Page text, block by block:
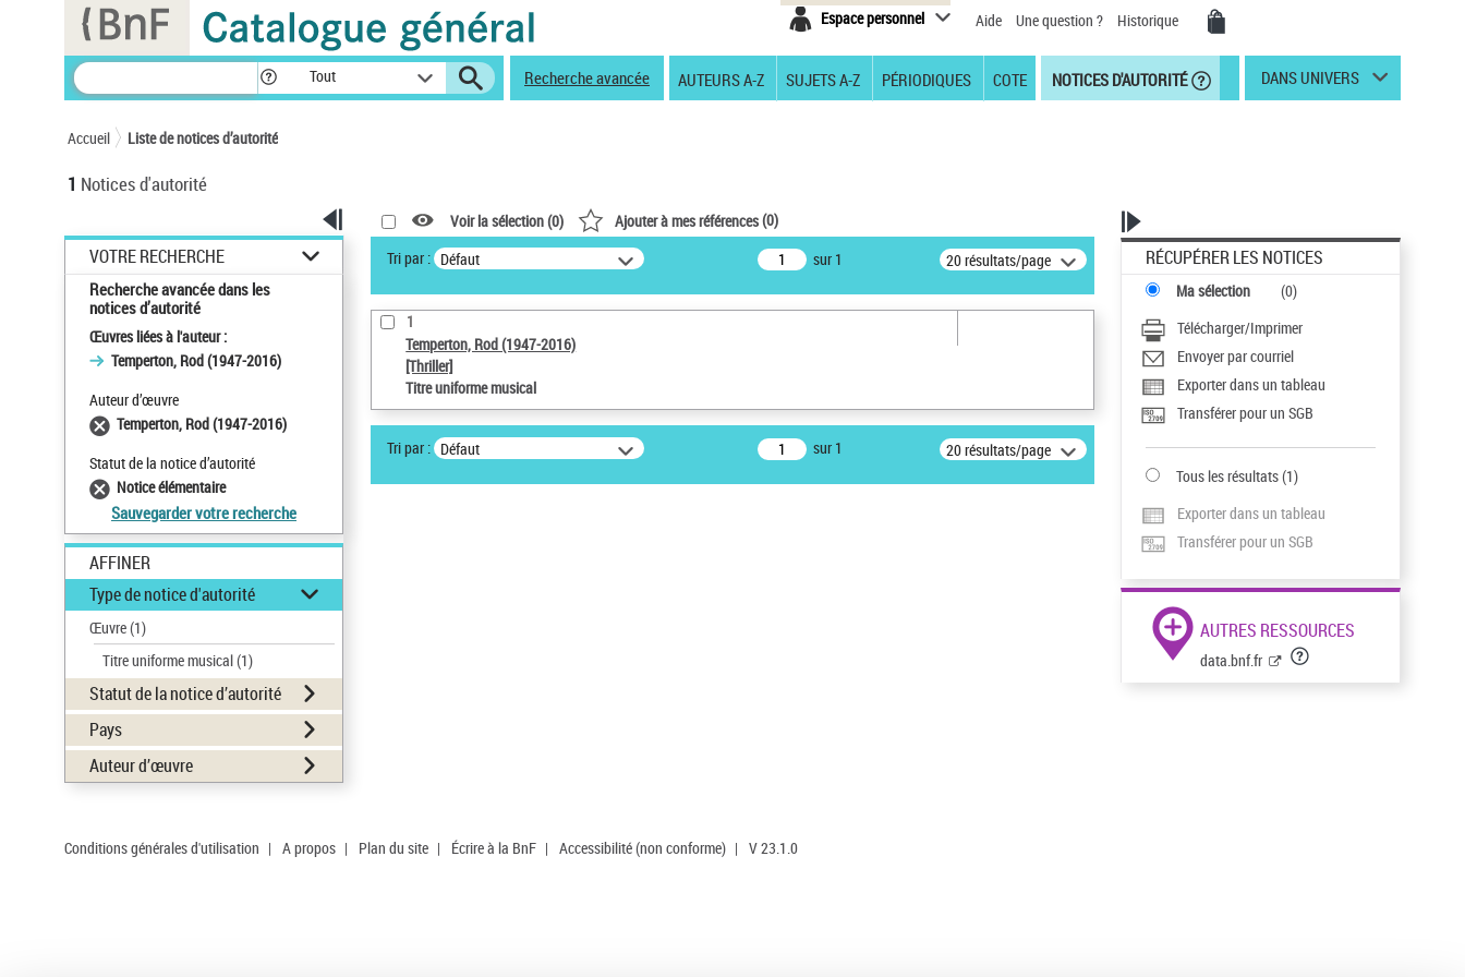
Espace personnel Aide Une question ? Historique
Tout Recherche avancée AUTEURS A-Z SUJETS A-Z PÉRIODIQUES COTE NOTICES D'AUTORITÉ DANS UNIVERS
Accueil Liste de notices d’autorité
1 Notices d'autorité
VOTRE RECHERCHE
Recherche avancée dans les
notices d’autorité
Œuvres liées à l'auteur :
Temperton, Rod (1947-2016)
Auteur d’œuvre
Temperton, Rod (1947-2016)
Statut de la notice d’autorité
Notice élémentaire
Sauvegarder votre recherche
AFFINER
Type de notice d'autorité
Œuvre(1)
Titre uniforme musical(1)
Statut de la notice d’autorité
Pays
Auteur d’œuvre
Voir la sélection (0) Ajouter à mes références(0)
Tri par : Défaut sur 1 20 résultats/page
1
Temperton, Rod (1947-2016)
[Thriller]
Titre uniforme musical
Tri par : Défaut sur 1 20 résultats/page
RÉCUPÉRER LES NOTICES
Ma sélection (0)
Télécharger/Imprimer
Envoyer par courriel
Exporter dans un tableau
Transférer pour un SGB
Tous les résultats(1)
Exporter dans un tableau
Transférer pour un SGB
AUTRES RESSOURCES
data.bnf.fr
Conditions générales d'utilisation | A propos | Plan du site | Écrire à la BnF | Accessibilité (non conforme) | V 23.1.0
Panneau de gestion des cookies